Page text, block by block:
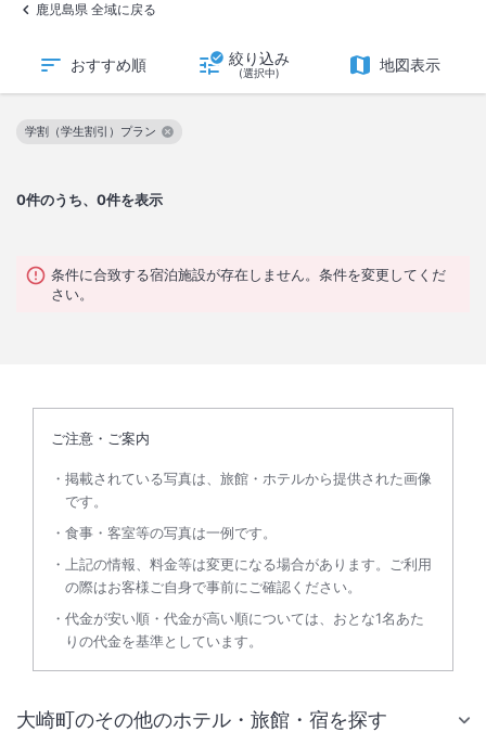
鹿児島県 全域に戻る
おすすめ順 絞り込み
(選択中) 地図表示
0件のうち、0件を表示
学割（学生割引）プラン
この絞り込み条件を解除
条件に合致する宿泊施設が存在しません。条件を変更してくだ
さい。
ご注意・ご案内
掲載されている写真は、旅館・ホテルから提供された画像
です。
食事・客室等の写真は一例です。
上記の情報、料金等は変更になる場合があります。ご利用
の際はお客様ご自身で事前にご確認ください。
代金が安い順・代金が高い順については、おとな1名あた
りの代金を基準としています。
大崎町のその他のホテル・旅館・宿を探す